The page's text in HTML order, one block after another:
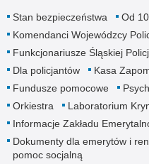
Stan bezpieczeństwa
Od
Komendanci Wojewódzcy
Funkcjonariusze Śląskiej
Dla policjantów
Kasa
Fundusze pomocowe
Orkiestra
Laboratorium
Informacje Zakładu
Dokumenty dla emerytów i
pomoc socjalną